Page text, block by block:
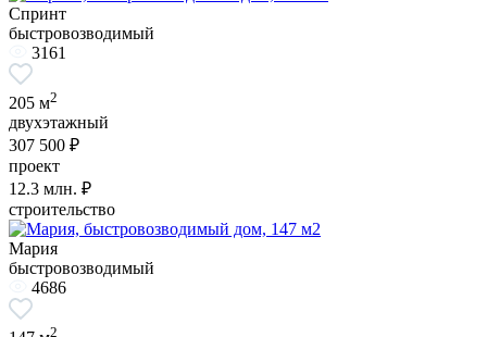
Спринт
быстровозводимый
3161
205 м2
двухэтажный
307 500 ₽
проект
12.3 млн. ₽
строительство
Мария
быстровозводимый
4686
2